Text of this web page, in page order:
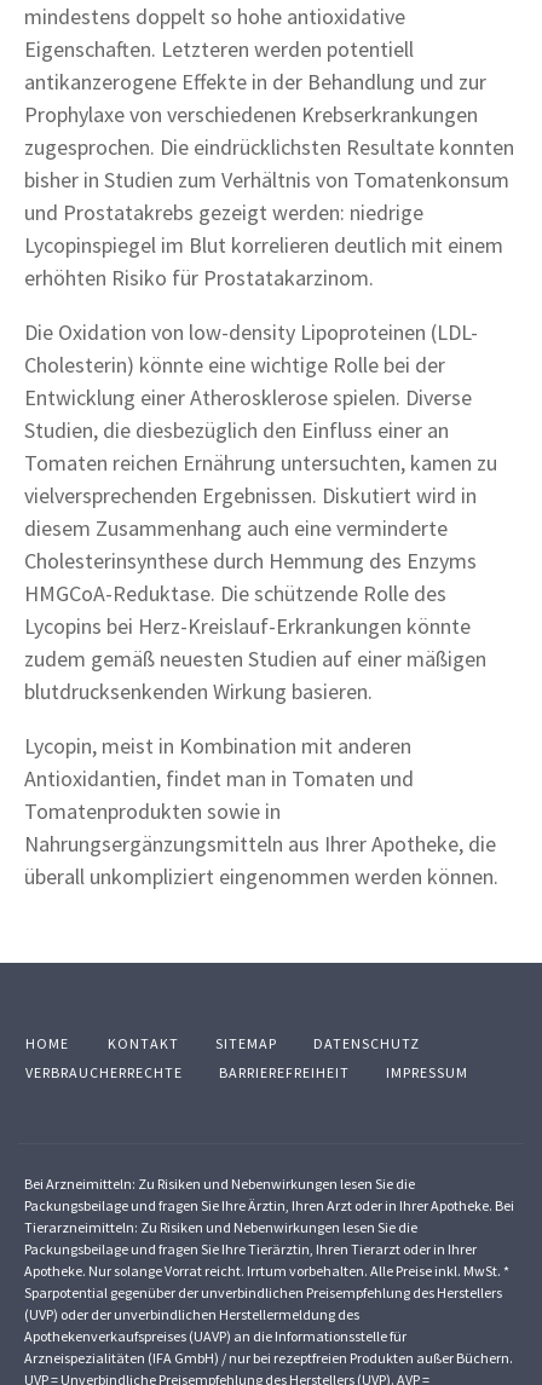
mindestens doppelt so hohe antioxidative
Eigenschaften. Letzteren werden potentiell
antikanzerogene Effekte in der Behandlung und zur
Prophylaxe von verschiedenen Krebserkrankungen
zugesprochen. Die eindrücklichsten Resultate konnten
bisher in Studien zum Verhältnis von Tomatenkonsum
und Prostatakrebs gezeigt werden: niedrige
Lycopinspiegel im Blut korrelieren deutlich mit einem
erhöhten Risiko für Prostatakarzinom.
Die Oxidation von low-density Lipoproteinen (LDL-
Cholesterin) könnte eine wichtige Rolle bei der
Entwicklung einer Atherosklerose spielen. Diverse
Studien, die diesbezüglich den Einfluss einer an
Tomaten reichen Ernährung untersuchten, kamen zu
vielversprechenden Ergebnissen. Diskutiert wird in
diesem Zusammenhang auch eine verminderte
Cholesterinsynthese durch Hemmung des Enzyms
HMGCoA-Reduktase. Die schützende Rolle des
Lycopins bei Herz-Kreislauf-Erkrankungen könnte
zudem gemäß neuesten Studien auf einer mäßigen
blutdrucksenkenden Wirkung basieren.
Lycopin, meist in Kombination mit anderen
Antioxidantien, findet man in Tomaten und
Tomatenprodukten sowie in
Nahrungsergänzungsmitteln aus Ihrer Apotheke, die
überall unkompliziert eingenommen werden können.
HOME KONTAKT SITEMAP
DATENSCHUTZ
VERBRAUCHERRECHTE
BARRIEREFREIHEIT IMPRESSUM
Bei Arzneimitteln: Zu Risiken und Nebenwirkungen lesen Sie die
Packungsbeilage und fragen Sie Ihre Ärztin, Ihren Arzt oder in Ihrer Apotheke. Bei
Tierarzneimitteln: Zu Risiken und Nebenwirkungen lesen Sie die
Packungsbeilage und fragen Sie Ihre Tierärztin, Ihren Tierarzt oder in Ihrer
Apotheke. Nur solange Vorrat reicht. Irrtum vorbehalten. Alle Preise inkl. MwSt. *
Sparpotential gegenüber der unverbindlichen Preisempfehlung des Herstellers
(UVP) oder der unverbindlichen Herstellermeldung des
Apothekenverkaufspreises (UAVP) an die Informationsstelle für
Arzneispezialitäten (IFA GmbH) / nur bei rezeptfreien Produkten außer Büchern.
UVP = Unverbindliche Preisempfehlung des Herstellers (UVP). AVP =